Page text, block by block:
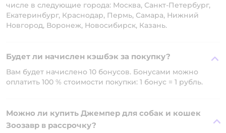
числе в следующие города: Москва, Санкт-Петербург,
Екатеринбург, Краснодар, Пермь, Самара, Нижний
Новгород, Воронеж, Новосибирск, Казань.
Будет ли начислен кэшбэк за покупку?
Вам будет начислено 10 бонусов. Бонусами можно
оплатить 100 % стоимости покупки: 1 бонус = 1 рубль.
Можно ли купить Джемпер для собак и кошек
Зоозавр в рассрочку?